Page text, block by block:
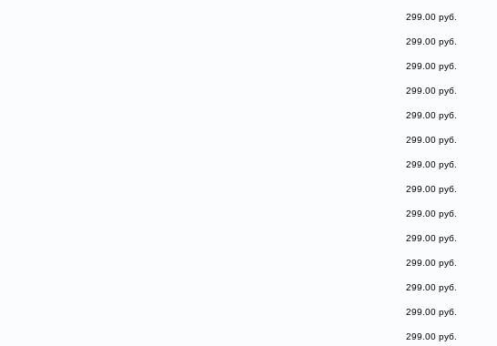
299.00 руб.
299.00 руб.
299.00 руб.
299.00 руб.
299.00 руб.
299.00 руб.
299.00 руб.
299.00 руб.
299.00 руб.
299.00 руб.
299.00 руб.
299.00 руб.
299.00 руб.
299.00 руб.